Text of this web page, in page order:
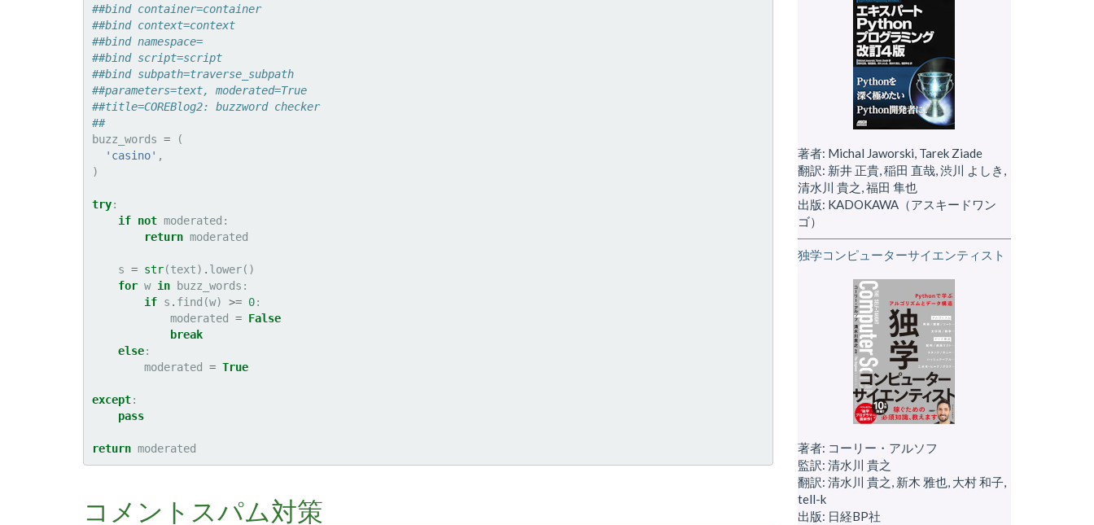
##bind container=container
##bind context=context
##bind namespace=
##bind script=script
##bind subpath=traverse_subpath
##parameters=text, moderated=True
##title=COREBlog2: buzzword checker
##
buzz_words =
(
'casino' ,
)
try:
if not moderated :
return moderated
s = str(text) . lower()
for w in buzz_words :
if s . find (w) >= 0:
moderated = False
break
else:
moderated = True
except:
pass
return moderated
コメントスパム対策
著者: Michal Jaworski, Tarek Ziade
翻訳: 新井 正貴, 稲田 直哉, 渋川 よしき,
清水川 貴之, 福田 隼也
出版: KADOKAWA（アスキードワン
ゴ）
独学コンピューターサイエンティスト
著者: コーリー・アルソフ
監訳: 清水川 貴之
翻訳: 清水川 貴之, 新木 雅也, 大村 和子,
tell-k
出版: 日経BP社